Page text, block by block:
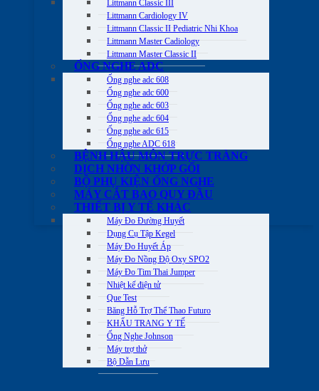
Littmann Classic III
Littmann Cardiology IV
Littmann Classic II Pediatric Nhi Khoa
Littmann Master Cadiology
Littmann Master Classic II
ỐNG NGHE ADC
Ống nghe adc 608
Ống nghe adc 600
Ống nghe adc 603
Ống nghe adc 604
Ống nghe adc 615
Ống nghe ADC 618
BỆNH HẬU MÔN TRỰC TRÀNG
DỊCH NHỜN KHỚP GỐI
BỘ PHỤ KIỆN ỐNG NGHE
MÁY CẮT BAO QUY ĐẦU
THIẾT BỊ Y TẾ KHÁC
Máy Đo Đường Huyết
Dụng Cụ Tập Kegel
Máy Đo Huyết Áp
Máy Đo Nồng Độ Oxy SPO2
Máy Đo Tim Thai Jumper
Nhiệt kế điện tử
Que Test
Băng Hỗ Trợ Thể Thao Futuro
KHẨU TRANG Y TẾ
Ống Nghe Johnson
Máy trợ thở
Bộ Dẫn Lưu